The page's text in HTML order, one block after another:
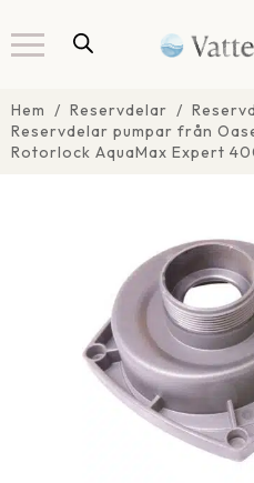
Hem Reservdelar
Reservdelar pumpar från
Rotorlock AquaMax Expert